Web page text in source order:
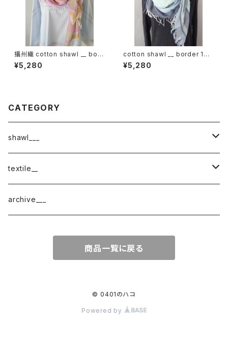
播州織 cotton shawl __ bord
er 160 東雲w
¥5,280
cotton shawl __ border 160
白波w
¥5,280
CATEGORY
shawl___
cotton
border
cotton × wool
textile__
織物
archive___
商品一覧に戻る
© 0401のハコ
Powered by